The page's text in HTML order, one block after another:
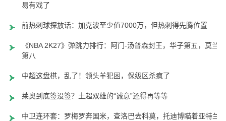
易有戏了
前热刺球探放话：加克波至少值7000万，但热刺得先腾位置
《NBA 2K27》弹跳力排行：阿门-汤普森封王，华子第五，莫兰特
第八
中超这盘棋，乱了！领头羊犯困，保级区杀疯了
莱奥到底签没签？土超双雄的“诚意”还得再等等
中卫连环套：罗梅罗奔国米，查洛巴去科莫，托迪博瞄着亚特兰